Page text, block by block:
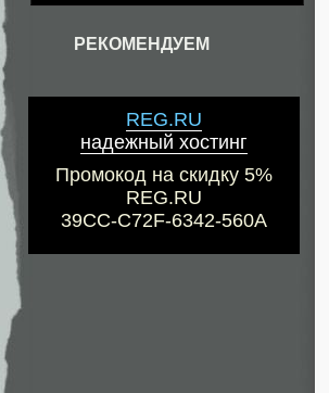
РЕКОМЕНДУЕМ
REG.RU
надежный хостинг
Промокод на скидку 5%
REG.RU
39CC-C72F-6342-560A